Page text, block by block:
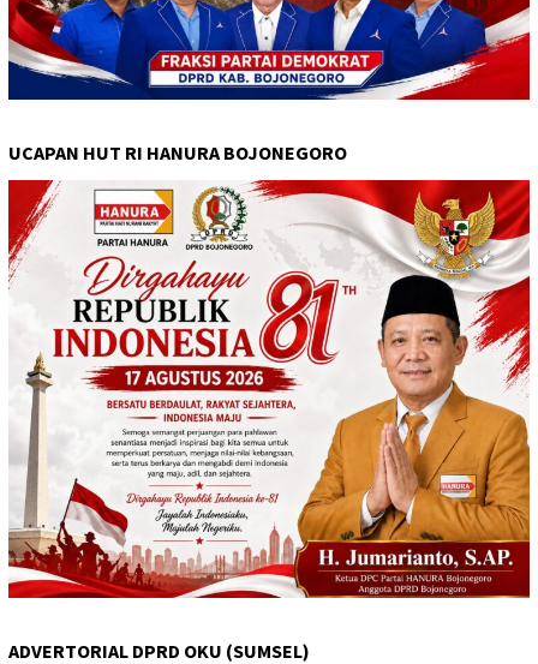
UCAPAN HUT RI HANURA BOJONEGORO
ADVERTORIAL DPRD OKU (SUMSEL)